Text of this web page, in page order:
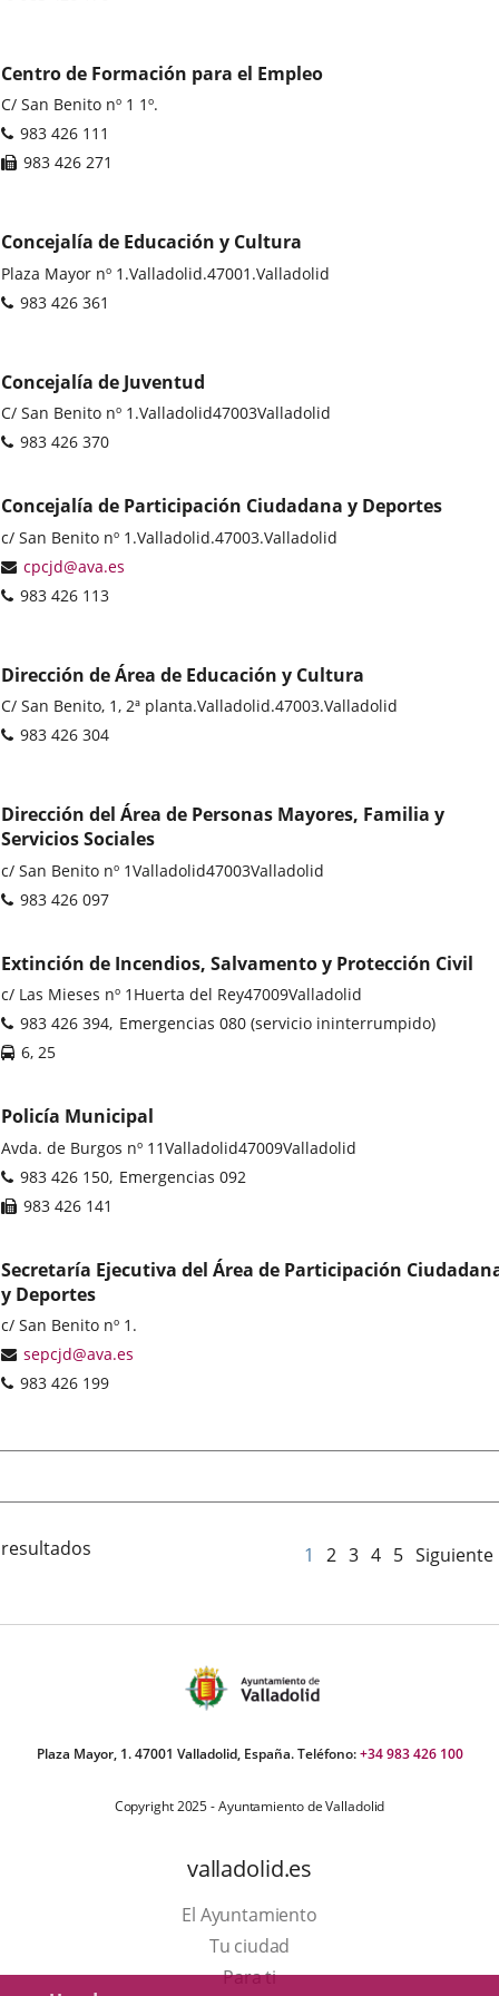
Centro de Formación para el Empleo
Dirección
postal
C/ San Benito nº 1 1º.
Teléfonos
983 426 111
Fax
983 426 271
Concejalía de Educación y Cultura
Dirección
postal
Plaza Mayor nº 1.Valladolid.47001.Valladolid
Teléfonos
983 426 361
Concejalía de Juventud
Dirección
postal
C/ San Benito nº 1.Valladolid47003Valladolid
Teléfonos
983 426 370
Concejalía de Participación Ciudadana y Deportes
Dirección
postal
c/ San Benito nº 1.Valladolid.47003.Valladolid
Dirección
de
cpcjd@ava.es
Teléfonos
983 426 113
Dirección de Área de Educación y Cultura
Dirección
postal
C/ San Benito, 1, 2ª planta.Valladolid.47003.Valladolid
Teléfonos
983 426 304
Dirección del Área de Personas Mayores, Familia y
Servicios Sociales
Dirección
postal
c/ San Benito nº 1Valladolid47003Valladolid
Teléfonos
983 426 097
Extinción de Incendios, Salvamento y Protección Civil
Dirección
postal
c/ Las Mieses nº 1 Huerta del Rey47009Valladolid
Teléfonos
983 426 394 Emergencias 080 (servicio ininterrumpido)
Líneas
6, 25
Policía Municipal
Dirección
postal
Avda. de Burgos nº 11Valladolid47009Valladolid
Teléfonos
983 426 150 Emergencias 092
Fax
983 426 141
Secretaría Ejecutiva del Área de Participación
y Deportes
Dirección
postal
c/ San Benito nº 1.
Dirección
de
sepcjd@ava.es
Teléfonos
983 426 199
1 2 3 4 5 Siguiente
Plaza Mayor, 1. 47001 Valladolid, España. Teléfono:+34 983 426 100
Copyright 2025 - Ayuntamiento de Valladolid
valladolid.es
El Ayuntamiento
Tu ciudad
Para ti